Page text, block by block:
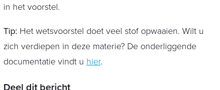
in het voorstel.
Tip: Het wetsvoorstel doet veel stof opwaaien. Wilt u
zich verdiepen in deze materie? De onderliggende
documentatie vindt u hier.